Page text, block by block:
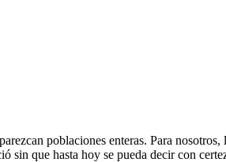
poblaciones enteras. Para
sin que hasta hoy se pueda decir con